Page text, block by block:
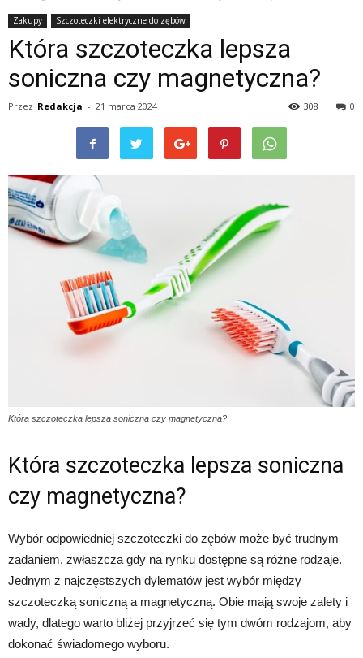
Zakupy Szczoteczki elektryczne do zębów
Która szczoteczka lepsza
soniczna czy magnetyczna?
Przez Redakcja - 21 marca 2024 0
308
Która szczoteczka lepsza soniczna czy magnetyczna?
Która szczoteczka lepsza soniczna
czy magnetyczna?
Wybór odpowiedniej szczoteczki do zębów może być trudnym
zadaniem, zwłaszcza gdy na rynku dostępne są różne rodzaje.
Jednym z najczęstszych dylematów jest wybór między
szczoteczką soniczną a magnetyczną. Obie mają swoje zalety i
wady, dlatego warto bliżej przyjrzeć się tym dwóm rodzajom, aby
dokonać świadomego wyboru.